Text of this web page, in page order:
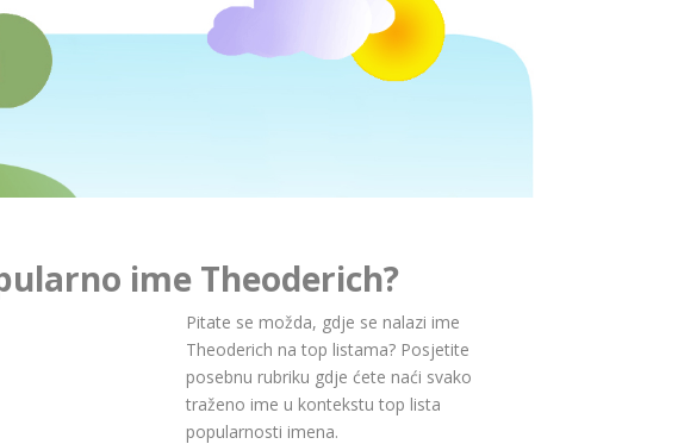
ime Theoderich?
Pitate se možda, gdje se nalazi ime
Theoderich na top listama? Posjetite
posebnu rubriku gdje ćete naći svako
traženo ime u kontekstu top lista
popularnosti imena.